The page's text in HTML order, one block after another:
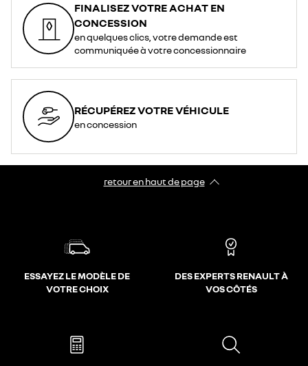
FINALISEZ VOTRE ACHAT EN
CONCESSION
en quelques clics, votre demande est
communiquée à votre concessionnaire
RÉCUPÉREZ VOTRE VÉHICULE
en concession
retour en haut de page​
ESSAYEZ LE MODÈLE DE
VOTRE CHOIX
DES EXPERTS RENAULT À
VOS CÔTÉS